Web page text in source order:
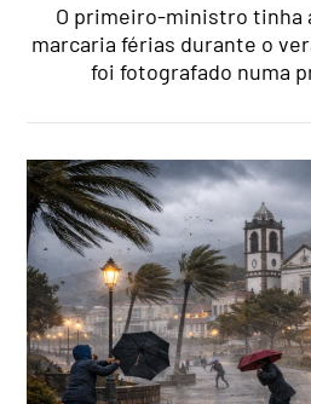
O primeiro-ministro tinha
marcaria férias durante o
foi fotografado numa